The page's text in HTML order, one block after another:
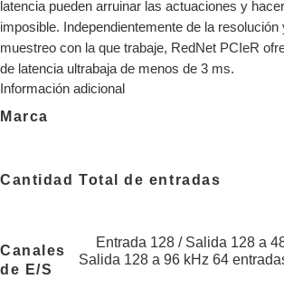
latencia pueden arruinar las actuaciones y
imposible. Independientemente de la
muestreo con la que trabaje, RedNet PCIeR
de latencia ultrabaja de menos de 3 ms.
Información adicional
Marca
Cantidad Total de entradas
Canales
de E/S
Entrada 128 / Salida 128 a
Salida 128 a 96 kHz 64